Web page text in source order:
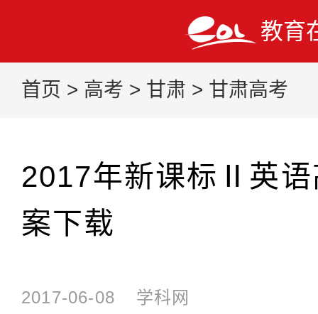
教育
首页 > 高考 > 甘肃 > 甘肃高考
2017年新课标Ⅱ英语
案下载
2017-06-08 学科网